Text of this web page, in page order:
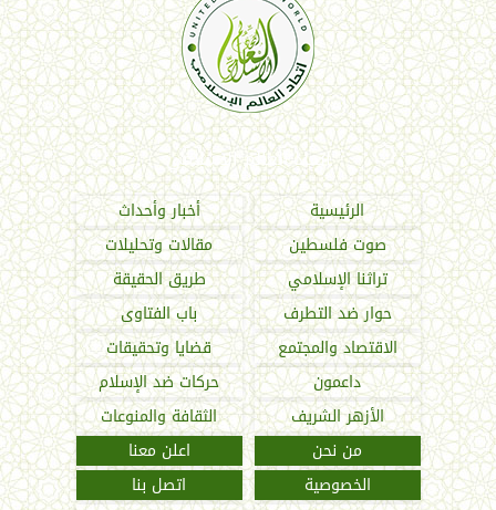
اتحاد العالم الإسلامي
الرئيسية
أخبار وأحداث
صوت فلسطين
مقالات وتحليلات
تراثنا الإسلامي
طريق الحقيقة
حوار ضد التطرف
باب الفتاوى
الاقتصاد والمجتمع
قضايا وتحقيقات
داعمون
حركات ضد الإسلام
الأزهر الشريف
الثقافة والمنوعات
من نحن
اعلن معنا
الخصوصية
اتصل بنا